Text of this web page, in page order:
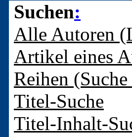
Suchen:
Alle Autoren
Artikel eines
Reihen
Titel-Suche
Titel-Inhalt-